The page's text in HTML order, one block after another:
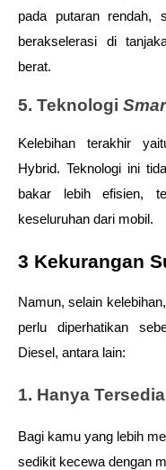
pada putaran rendah,
berakselerasi di
berat.
5. Teknologi
Kelebihan terakhir
Hybrid. Teknologi ini
bakar lebih efisien,
keseluruhan dari mobil.
3 Kekurangan
Namun, selain
perlu diperhatikan
Diesel, antara lain:
1. Hanya
Bagi kamu yang lebih
sedikit kecewa dengan